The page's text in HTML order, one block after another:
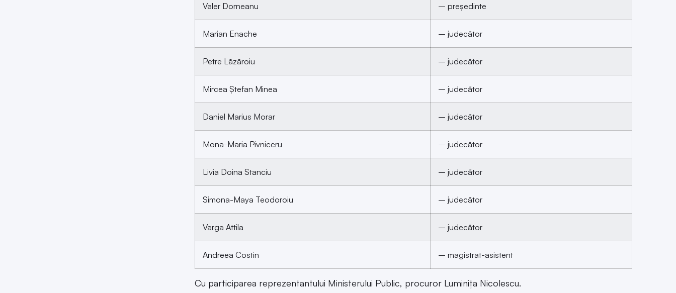
Valer Dorneanu – preşedinte
Marian Enache – judecător
Petre Lăzăroiu – judecător
Mircea Ştefan Minea – judecător
Daniel Marius Morar – judecător
Mona-Maria Pivniceru – judecător
Livia Doina Stanciu – judecător
Simona-Maya Teodoroiu – judecător
Varga Attila – judecător
Andreea Costin – magistrat-asistent
Cu participarea reprezentantului Ministerului Public, procuror Luminiţa Nicolescu.